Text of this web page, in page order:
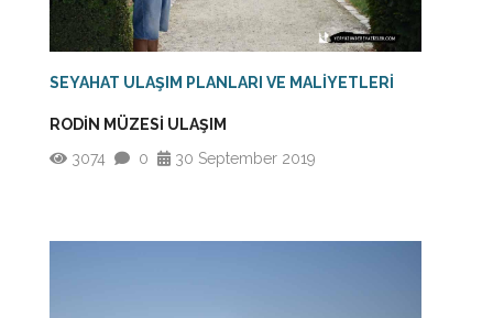
SEYAHAT ULAŞIM PLANLARI VE MALİYETLERİ
RODİN MÜZESİ ULAŞIM
3074
0 30 September 2019